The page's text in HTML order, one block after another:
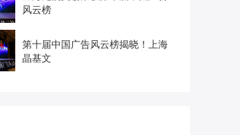
风云榜
第十届中国广告风云榜揭晓！上海
晶基文